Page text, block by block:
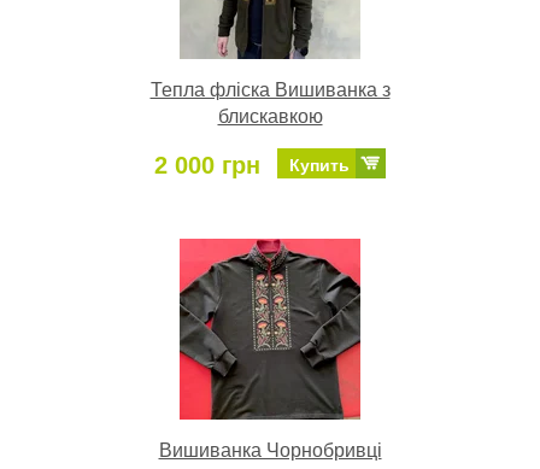
Тепла фліска Вишиванка з
блискавкою
2 000 грн Купить
Вишиванка Чорнобривці